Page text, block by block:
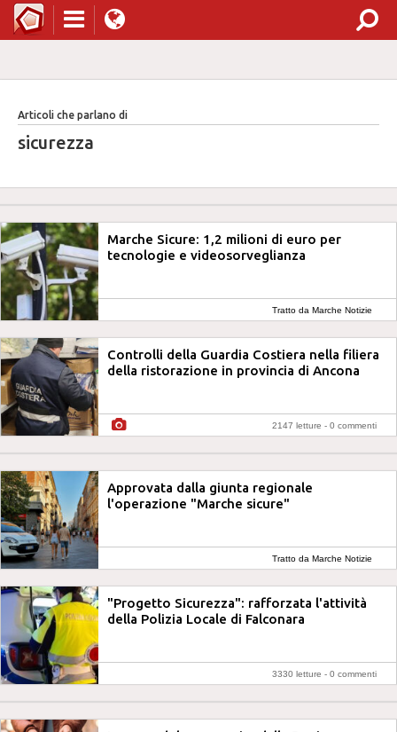
Articoli che parlano di
sicurezza
Marche Sicure: 1,2 milioni di euro per
tecnologie e videosorveglianza
Tratto da Marche Notizie
Controlli della Guardia Costiera nella filiera
della ristorazione in provincia di Ancona
2147 letture - 0 commenti
Approvata dalla giunta regionale
l'operazione "Marche sicure"
Tratto da Marche Notizie
"Progetto Sicurezza": rafforzata l'attività
della Polizia Locale di Falconara
3330 letture - 0 commenti